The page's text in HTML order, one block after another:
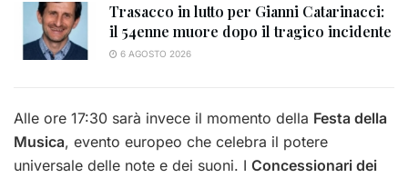
Trasacco in lutto per Gianni Catarinacci:
il 54enne muore dopo il tragico incidente
6 AGOSTO 2026
Alle ore 17:30 sarà invece il momento della Festa della
Musica, evento europeo che celebra il potere
universale delle note e dei suoni. I Concessionari dei